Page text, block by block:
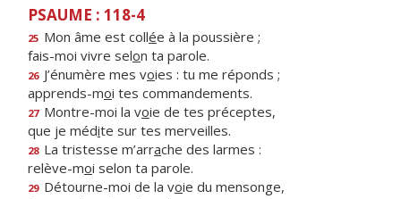
PSAUME : 118-4
25 Mon âme est collée à la poussière ;
fais-moi vivre selon ta parole.
26 J’énumère mes voies : tu me réponds ;
apprends-moi tes commandements.
27 Montre-moi la voie de tes préceptes,
que je médite sur tes merveilles.
28 La tristesse m’arrache des larmes :
relève-moi selon ta parole.
29 Détourne-moi de la voie du mensonge,